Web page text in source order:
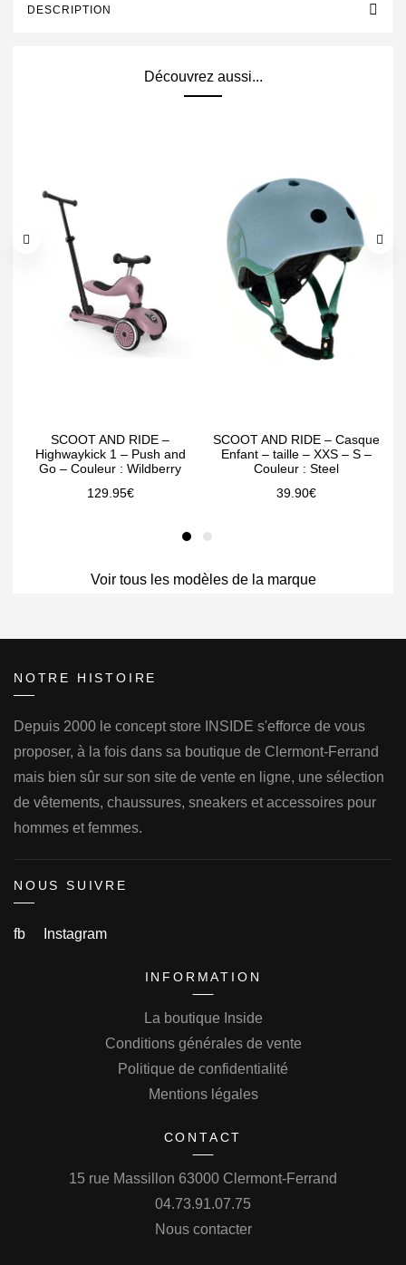
DESCRIPTION
Découvrez aussi...
SCOOT AND RIDE –
Highwaykick 1 – Push and
Go – Couleur : Wildberry
129.95€
SCOOT AND RIDE – Casque
Enfant – taille – XXS – S –
Couleur : Steel
39.90€
Voir tous les modèles de la marque
NOTRE HISTOIRE
Depuis 2000 le concept store INSIDE s'efforce de vous
proposer, à la fois dans sa boutique de Clermont-Ferrand
mais bien sûr sur son site de vente en ligne, une sélection
de vêtements, chaussures, sneakers et accessoires pour
hommes et femmes.
NOUS SUIVRE
fb Instagram
INFORMATION
La boutique Inside
Conditions générales de vente
Politique de confidentialité
Mentions légales
CONTACT
15 rue Massillon 63000 Clermont-Ferrand
04.73.91.07.75
Nous contacter